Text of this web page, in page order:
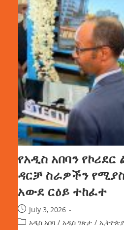
የአዲስ አበባን
ዳርቻ ስራዎችን
አውደ ርዕይ ተከፈተ
July 3, 2026
አዲስ አበባ / አዲስ ገጽታ / ኢትዮጵያ